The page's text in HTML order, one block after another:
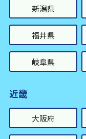
新潟県
福井県
岐阜県
近畿
大阪府